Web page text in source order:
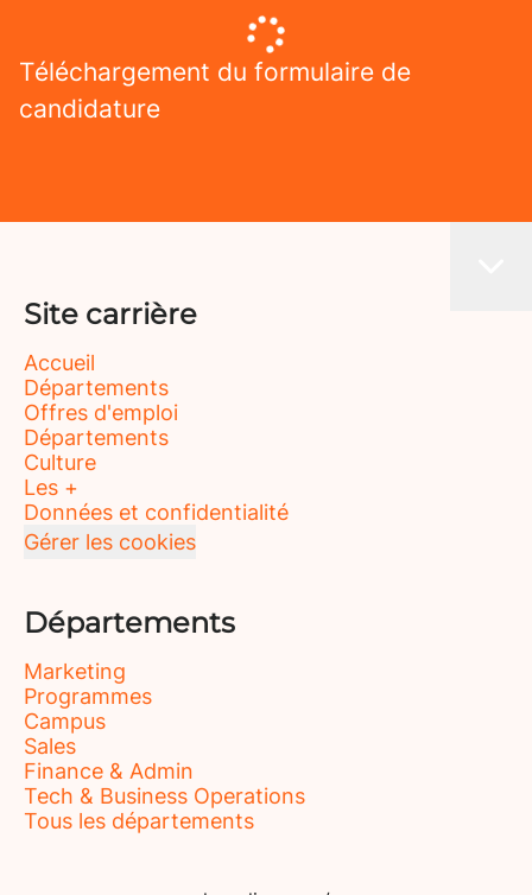
Téléchargement du formulaire de
candidature
Site carrière
Accueil
Départements
Offres d'emploi
Départements
Culture
Les +
Données et confidentialité
Gérer les cookies
Départements
Marketing
Programmes
Campus
Sales
Finance & Admin
Tech & Business Operations
Tous les départements